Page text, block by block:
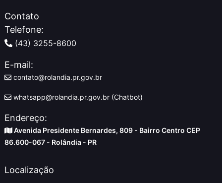
Contato
Telefone:
(43) 3255-8600
E-mail:
contato@rolandia.pr.gov.br
whatsapp@rolandia.pr.gov.br (Chatbot)
Endereço:
Avenida Presidente Bernardes, 809 - Bairro Centro CEP
86.600-067 - Rolândia - PR
Localização